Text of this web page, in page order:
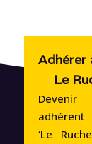
Adhérer
Le
adhérent
‘Le